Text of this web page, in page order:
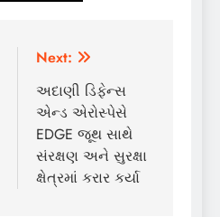
Next:
અદાણી ડિફેન્સ
એન્ડ એરોસ્પેસે
EDGE જૂથ સાથે
સંરક્ષણ અને સુરક્ષા
ક્ષેત્રમાં કરાર કર્યા